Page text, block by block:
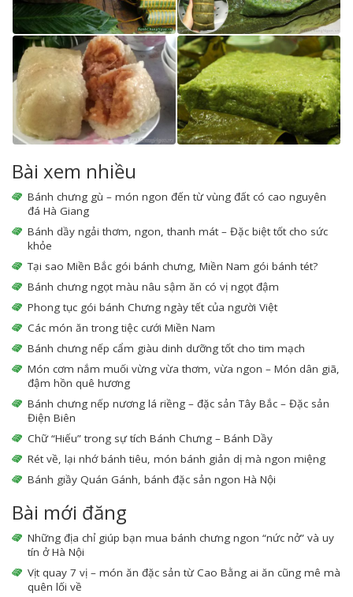
Bài xem nhiều
Bánh chưng gù – món ngon đến từ vùng đất có cao nguyên
đá Hà Giang
Bánh dầy ngải thơm, ngon, thanh mát – Đặc biệt tốt cho sức
khỏe
Tại sao Miền Bắc gói bánh chưng, Miền Nam gói bánh tét?
Bánh chưng ngọt màu nâu sậm ăn có vị ngọt đậm
Phong tục gói bánh Chưng ngày tết của người Việt
Các món ăn trong tiệc cưới Miền Nam
Bánh chưng nếp cẩm giàu dinh dưỡng tốt cho tim mạch
Món cơm nắm muối vừng vừa thơm, vừa ngon – Món dân giã,
đậm hồn quê hương
Bánh chưng nếp nương lá riềng – đặc sản Tây Bắc – Đặc sản
Điện Biên
Chữ “Hiếu” trong sự tích Bánh Chưng – Bánh Dầy
Rét về, lại nhớ bánh tiêu, món bánh giản dị mà ngon miệng
Bánh giầy Quán Gánh, bánh đặc sản ngon Hà Nội
Bài mới đăng
Những địa chỉ giúp bạn mua bánh chưng ngon “nức nở” và uy
tín ở Hà Nội
Vịt quay 7 vị – món ăn đặc sản từ Cao Bằng ai ăn cũng mê mà
quên lối về